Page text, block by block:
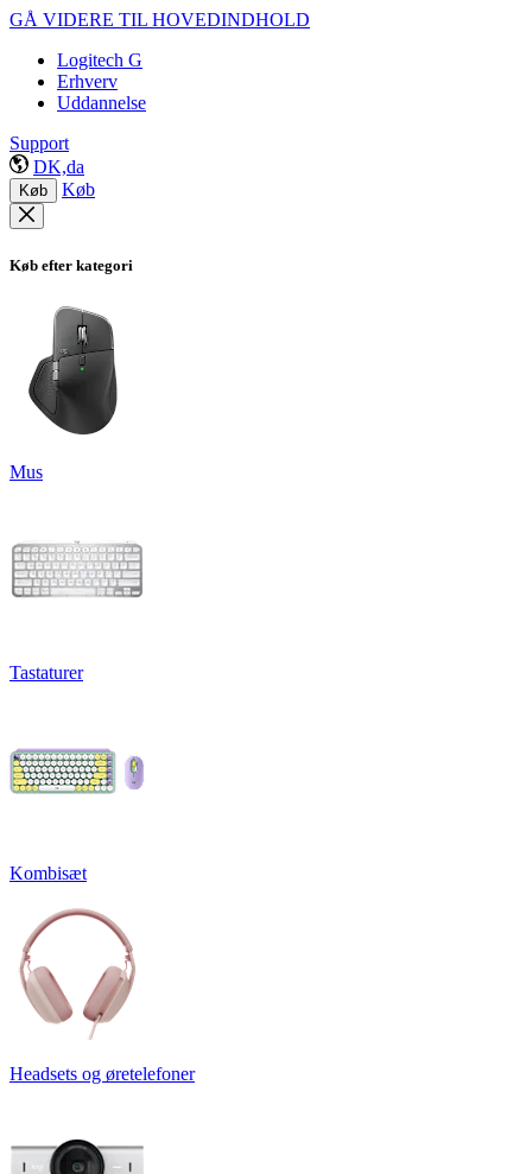
GÅ VIDERE TIL HOVEDINDHOLD
Logitech G
Erhverv
Uddannelse
Support
DK,da
Køb Køb
Køb efter kategori
Mus
Tastaturer
Kombisæt
Headsets og øretelefoner